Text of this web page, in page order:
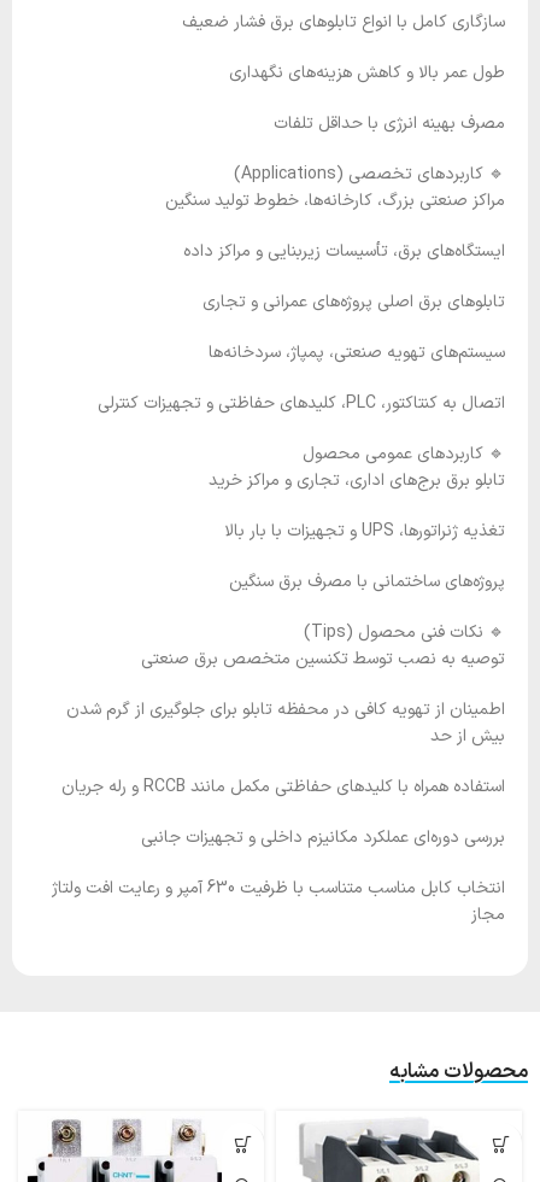
سازگاری کامل با انواع تابلوهای برق فشار ضعیف
طول عمر بالا و کاهش هزینه‌های نگهداری
مصرف بهینه انرژی با حداقل تلفات
🔹 کاربردهای تخصصی (Applications)
مراکز صنعتی بزرگ، کارخانه‌ها، خطوط تولید سنگین
ایستگاه‌های برق، تأسیسات زیربنایی و مراکز داده
تابلوهای برق اصلی پروژه‌های عمرانی و تجاری
سیستم‌های تهویه صنعتی، پمپاژ، سردخانه‌ها
اتصال به کنتاکتور، PLC، کلیدهای حفاظتی و تجهیزات کنترلی
🔹 کاربردهای عمومی محصول
تابلو برق برج‌های اداری، تجاری و مراکز خرید
تغذیه ژنراتورها، UPS و تجهیزات با بار بالا
پروژه‌های ساختمانی با مصرف برق سنگین
🔹 نکات فنی محصول (Tips)
توصیه به نصب توسط تکنسین متخصص برق صنعتی
اطمینان از تهویه کافی در محفظه تابلو برای جلوگیری از گرم شدن
بیش از حد
استفاده همراه با کلیدهای حفاظتی مکمل مانند RCCB و رله جریان
بررسی دوره‌ای عملکرد مکانیزم داخلی و تجهیزات جانبی
انتخاب کابل مناسب متناسب با ظرفیت 630 آمپر و رعایت افت ولتاژ
مجاز
محصولات مشابه